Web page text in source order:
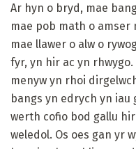
Ar hyn o bryd, mae
mae pob math o amser
mae llawer o alw o
fyr, yn hir ac yn
menyw yn rhoi
bangs yn edrych yn iau
werth cofio bod gallu
weledol. Os oes gan yr